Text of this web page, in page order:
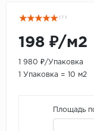
( 1 )
198 ₽/м2
1 980 ₽/Упаковка
1 Упаковка = 10 м2
Площадь